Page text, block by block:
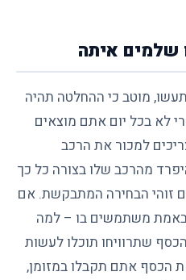
איתה
מוטב כי ההחלטה תהיה
לא בכל יום אתם מוצאים
למכור את הרכב
מהרכב שלו בצורה כל כך
זוהי הבחירה המתבקשת. אם
באמת משתמשים בו – למה
שתרוויחו תוכלו לעשות
הכסף אתם תקבלו במזומן,